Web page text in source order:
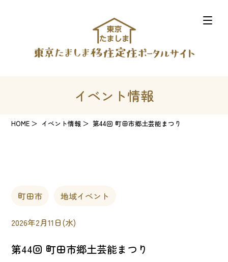
イベント情報
HOME イベント情報 第44回 町田市郷土芸能まつり
町田市 地域イベント
2026年2月11日(水)
第44回 町田市郷土芸能まつり